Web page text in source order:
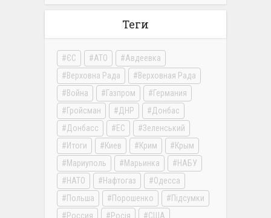
Теги
ЄС АТО
Авдеевка
Верховна Рада
Верховная Рада
Война
Газпром
Германия
Гройсман
ДНР
Донбас
Донбасс
ЕС
Зеленський
Итоги
Киев Крим
Крым
Мариуполь
Марьинка
НАБУ
НАТО
Нафтогаз
Одесса
Польша
Порошенко
Підсумки
Россия
Росія США